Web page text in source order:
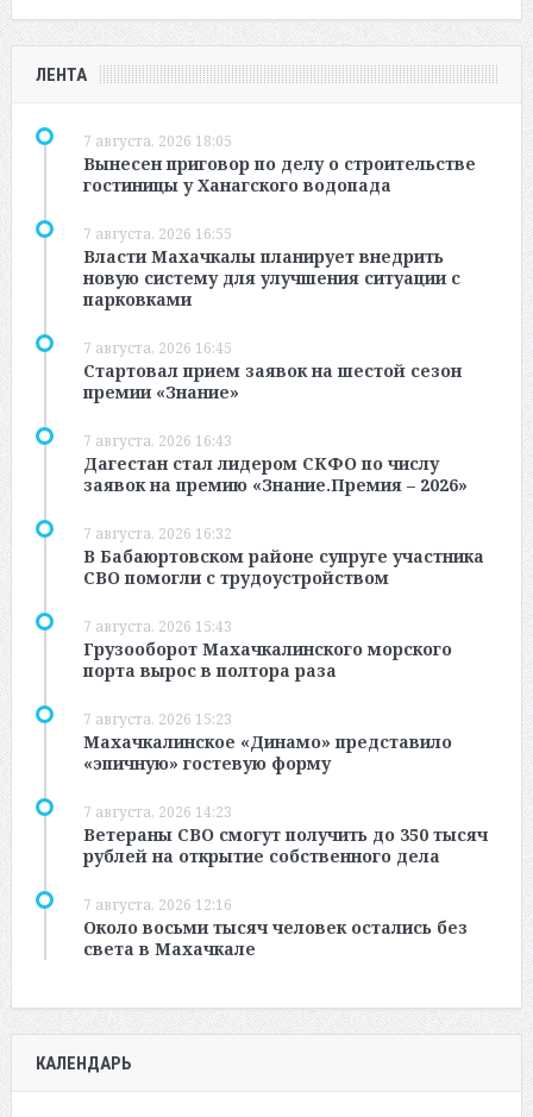
ЛЕНТА
7 августа, 2026 18:05
Вынесен приговор по делу о строительстве
гостиницы у Ханагского водопада
7 августа, 2026 16:55
Власти Махачкалы планирует внедрить
новую систему для улучшения ситуации с
парковками
7 августа, 2026 16:45
Стартовал прием заявок на шестой сезон
премии «Знание»
7 августа, 2026 16:43
Дагестан стал лидером СКФО по числу
заявок на премию «Знание.Премия – 2026»
7 августа, 2026 16:32
В Бабаюртовском районе супруге участника
СВО помогли с трудоустройством
7 августа, 2026 15:43
Грузооборот Махачкалинского морского
порта вырос в полтора раза
7 августа, 2026 15:23
Махачкалинское «Динамо» представило
«эпичную» гостевую форму
7 августа, 2026 14:23
Ветераны СВО смогут получить до 350 тысяч
рублей на открытие собственного дела
7 августа, 2026 12:16
Около восьми тысяч человек остались без
света в Махачкале
КАЛЕНДАРЬ